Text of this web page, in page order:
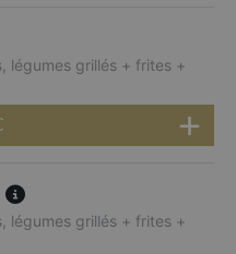
légumes grillés + frites +
légumes grillés + frites +